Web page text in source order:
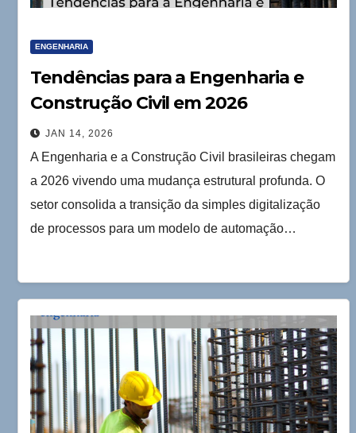
ENGENHARIA
Tendências para a Engenharia e
Construção Civil em 2026
JAN 14, 2026
A Engenharia e a Construção Civil brasileiras chegam
a 2026 vivendo uma mudança estrutural profunda. O
setor consolida a transição da simples digitalização
de processos para um modelo de automação…